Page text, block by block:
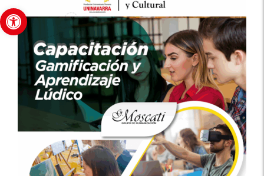
Abrir barra de herramientas